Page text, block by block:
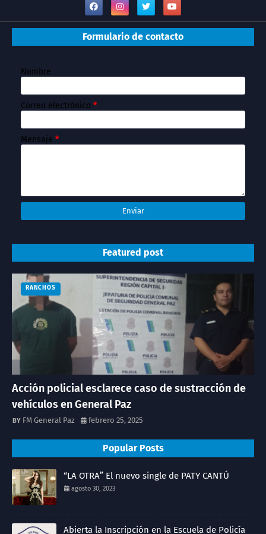
Formulario de contacto
Nombre
Correo electrónico *
Mensaje *
Featured post
RANCHOS
Acción policial esclarece caso de sustracción de
vehículos en General Paz
FM General Paz febrero 25, 2025
Popular Posts
“LA OTRA” El nuevo single de PATY CANTÚ
agosto 30, 2023
Abierta la Inscripción en la Escuela de Policía